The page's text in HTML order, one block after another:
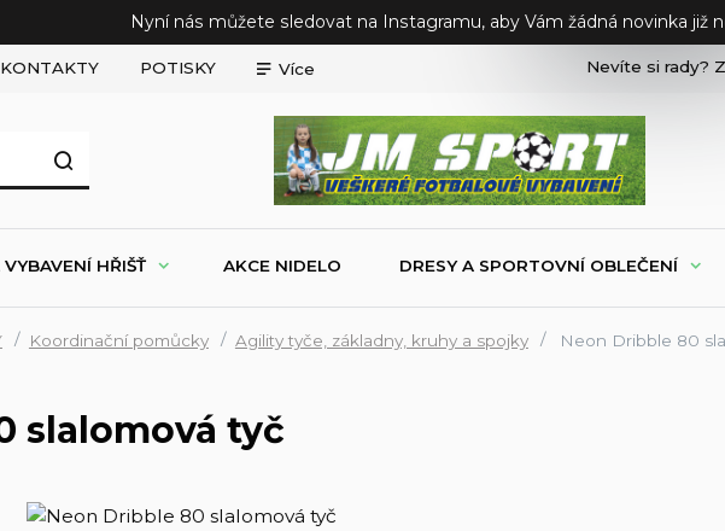
Nyní nás můžete sledovat na Instagramu, aby Vám žádná novinka již
KONTAKTY POTISKY Více Nevíte si rady?
HŘIŠŤ AKCE NIDELO DRESY A SPORTOVNÍ OBLEČENÍ
Koordinační pomůcky Agility tyče, základny, kruhy a spojky Neon Dribble 80
slalomová tyč